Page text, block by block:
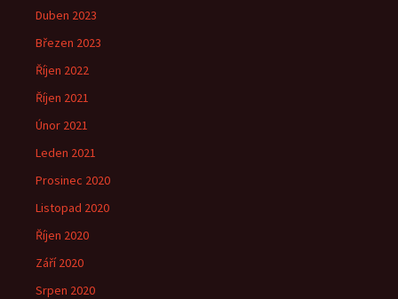
Duben 2023
Březen 2023
Říjen 2022
Říjen 2021
Únor 2021
Leden 2021
Prosinec 2020
Listopad 2020
Říjen 2020
Září 2020
Srpen 2020